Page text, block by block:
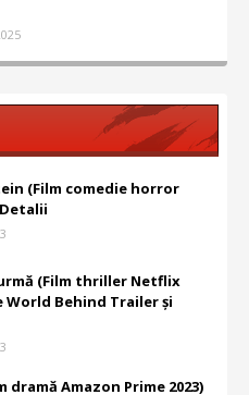
(Film comedie horror
(Film thriller Netflix
World Behind Trailer și
dramă Amazon Prime 2023)